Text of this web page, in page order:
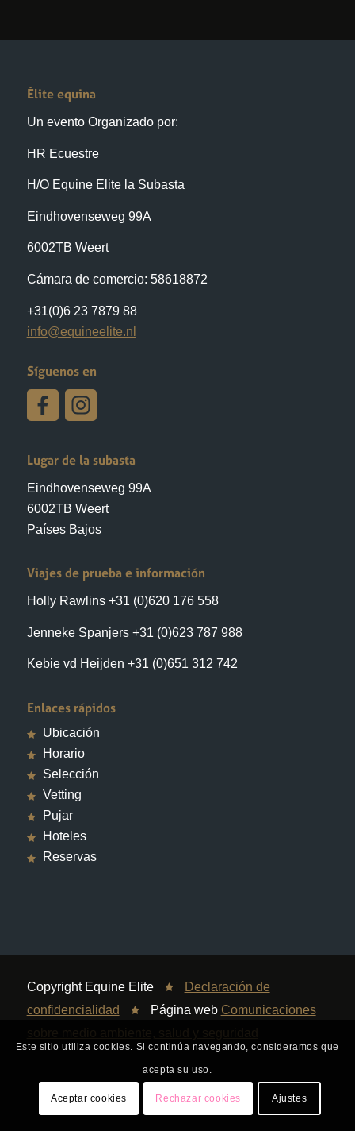
Élite equina
Un evento Organizado por:
HR Ecuestre
H/O Equine Elite la Subasta
Eindhovenseweg 99A
6002TB Weert
Cámara de comercio: 58618872
+31(0)6 23 7879 88
info@equineelite.nl
Síguenos en
Lugar de la subasta
Eindhovenseweg 99A
6002TB Weert
Países Bajos
Viajes de prueba e información
Holly Rawlins +31 (0)620 176 558
Jenneke Spanjers +31 (0)623 787 988
Kebie vd Heijden +31 (0)651 312 742
Enlaces rápidos
Ubicación
Horario
Selección
Vetting
Pujar
Hoteles
Reservas
Copyright Equine Elite
Declaración de
confidencialidad
Página web Comunicaciones
Este sitio utiliza cookies. Si continúa navegando, consideramos que
acepta su uso.
Aceptar cookies Rechazar cookies Ajustes